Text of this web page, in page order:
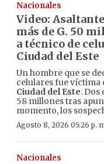
Nacionales
Video:
más de G. 50
a técnico de
Ciudad del Este
Un hombre que se
celulares fue víctima
Ciudad del Este.
58 millones tras
momento, los
Agosto 8, 2026 05:26 p.
Nacionales